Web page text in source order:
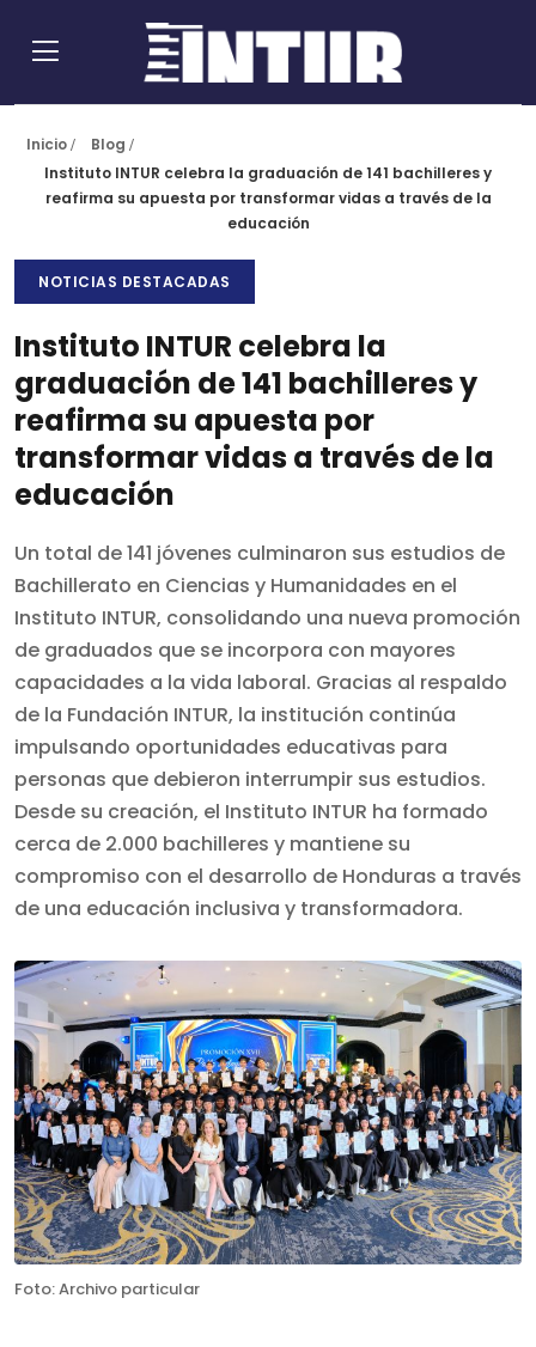
Inicio
Blog
Instituto INTUR celebra la graduación de 141 bachilleres y
reafirma su apuesta por transformar vidas a través de la
educación
NOTICIAS DESTACADAS
Instituto INTUR celebra la
graduación de 141 bachilleres y
reafirma su apuesta por
transformar vidas a través de la
educación
Un total de 141 jóvenes culminaron sus estudios de
Bachillerato en Ciencias y Humanidades en el
Instituto INTUR, consolidando una nueva promoción
de graduados que se incorpora con mayores
capacidades a la vida laboral. Gracias al respaldo
de la Fundación INTUR, la institución continúa
impulsando oportunidades educativas para
personas que debieron interrumpir sus estudios.
Desde su creación, el Instituto INTUR ha formado
cerca de 2.000 bachilleres y mantiene su
compromiso con el desarrollo de Honduras a través
de una educación inclusiva y transformadora.
Foto: Archivo particular